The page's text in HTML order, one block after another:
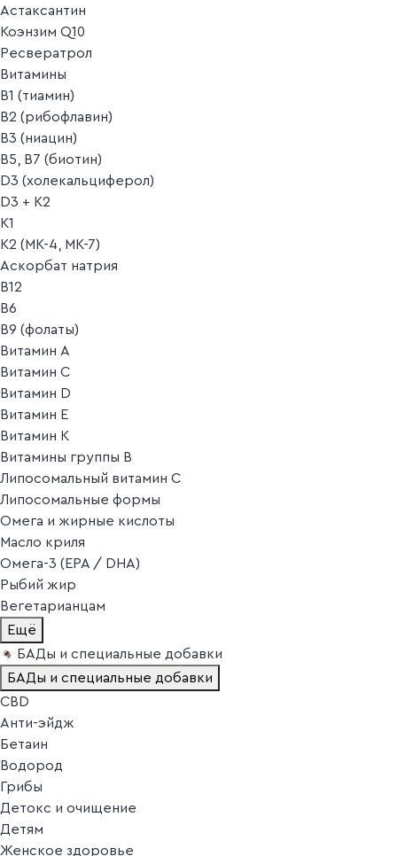
Астаксантин
Коэнзим Q10
Ресвератрол
Витамины
B1 (тиамин)
B2 (рибофлавин)
B3 (ниацин)
B5, B7 (биотин)
D3 (холекальциферол)
D3 + K2
K1
K2 (MK-4, MK-7)
Аскорбат натрия
В12
В6
В9 (фолаты)
Витамин A
Витамин C
Витамин D
Витамин E
Витамин K
Витамины группы B
Липосомальный витамин C
Липосомальные формы
Омега и жирные кислоты
Масло криля
Омега-3 (EPA / DHA)
Рыбий жир
Вегетарианцам
Ещё
БАДы и специальные добавки
БАДы и специальные добавки
CBD
Анти-эйдж
Бетаин
Водород
Грибы
Детокс и очищение
Детям
Женское здоровье